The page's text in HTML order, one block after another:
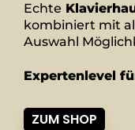
Echte
kombiniert mit
Auswahl
Expertenlevel
ZUM SHOP